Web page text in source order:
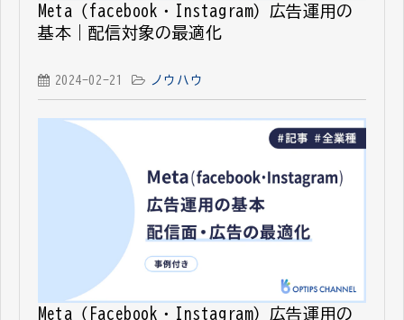
Meta（facebook・Instagram）広告運用の
基本｜配信対象の最適化
2024-02-21 ノウハウ
Meta（Facebook・Instagram）広告運用の